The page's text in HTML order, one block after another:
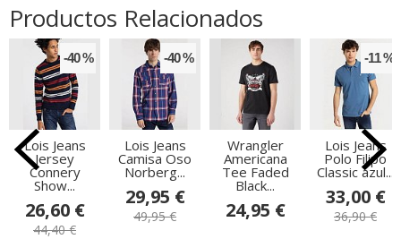
Productos Relacionados
-40 %
Lois Jeans
Jersey
Connery
Show...
26,60 €
44,40 €
-40 %
Lois Jeans
Camisa Oso
Norberg...
29,95 €
49,95 €
Wrangler
Americana
Tee Faded
Black...
24,95 €
-11 %
Lois Jeans
Polo Filipo
Classic azul...
33,00 €
36,90 €